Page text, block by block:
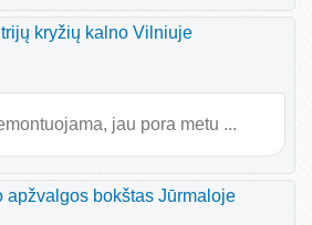
kryžių kalno Vilniuje
jau pora metu ...
apžvalgos bokštas Jūrmaloje